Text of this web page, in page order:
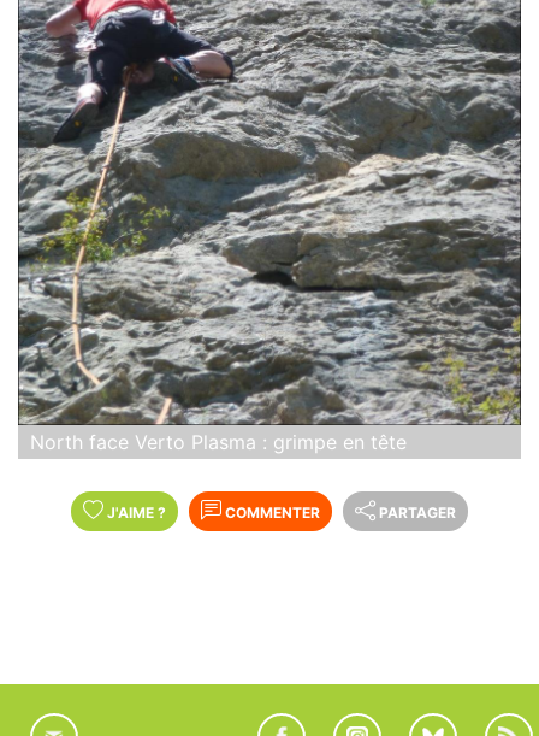
North face Verto Plasma : grimpe en tête
J'AIME ? COMMENTER PARTAGER